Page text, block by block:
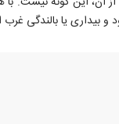
بیداری یا بالندگی غرب